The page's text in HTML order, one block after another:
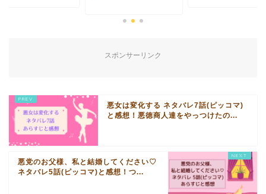
スポンサーリンク
悪女は変化する ネタバレ7話(ピッコマ)
と感想！悪徳商人達をやっつけたの...
悪党のお父様、私と結婚してください♡
ネタバレ5話(ピッコマ)と感想！つ...